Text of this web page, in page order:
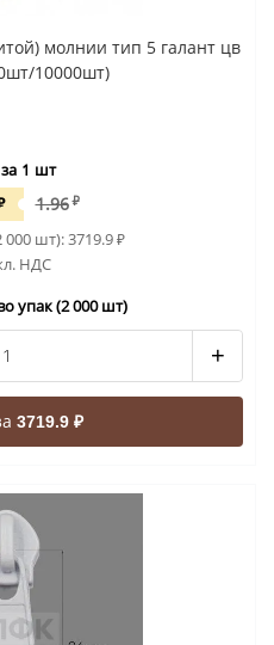
молнии тип 5 галант цв
10000шт)
1 шт
1.96 ₽
000 шт):3719.9₽
НДС
упак (2 000 шт)
+
3719.9 ₽